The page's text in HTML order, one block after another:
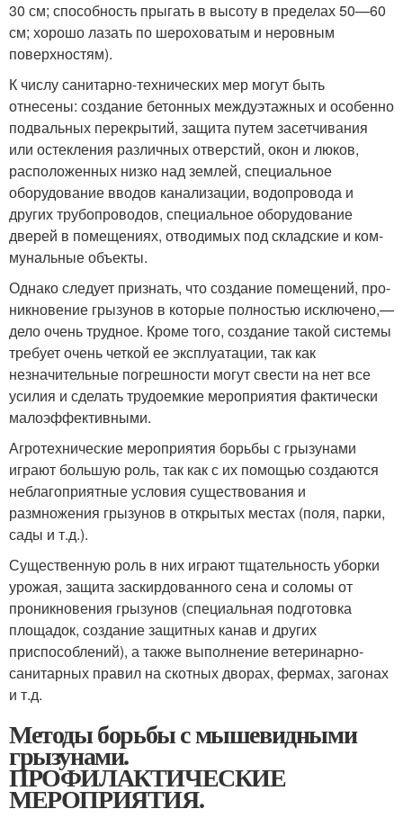
30 см; способность прыгать в высоту в пределах 50—60
см; хорошо лазать по шероховатым и неровным
поверхностям).
К числу санитарно-технических мер могут быть
отнесены: создание бетонных междуэтажных и особенно
подвальных перекрытий, защита путем засетчивания
или остекления раз­личных отверстий, окон и люков,
расположенных низко над землей, специальное
оборудование вводов канализации, во­допровода и
других трубопроводов, специальное оборудова­ние
дверей в помещениях, отводимых под складские и ком­
мунальные объекты.
Однако следует признать, что создание помещений, про­
никновение грызунов в которые полностью исключено,—
дело очень трудное. Кроме того, создание такой системы
требует очень четкой ее эксплуатации, так как
незначительные погрешности могут свести на нет все
усилия и сделать трудо­емкие мероприятия фактически
малоэффективными.
Агротехнические мероприятия борьбы с грызунами
играют большую роль, так как с их помощью создаются
неблагоприят­ные условия существования и
размножения грызунов в открытых местах (поля, парки,
сады и т.д.).
Существенную роль в них играют тщательность уборки
урожая, защита заскирдованного сена и соломы от
проникно­вения грызунов (специальная подготовка
площадок, создание защитных канав и других
приспособлений), а также выполне­ние ветеринарно-
санитарных правил на скотных дворах, фер­мах, загонах
и т.д.
Методы борьбы с мышевидными
грызунами.
ПРОФИЛАКТИЧЕСКИЕ
МЕРОПРИЯТИЯ.